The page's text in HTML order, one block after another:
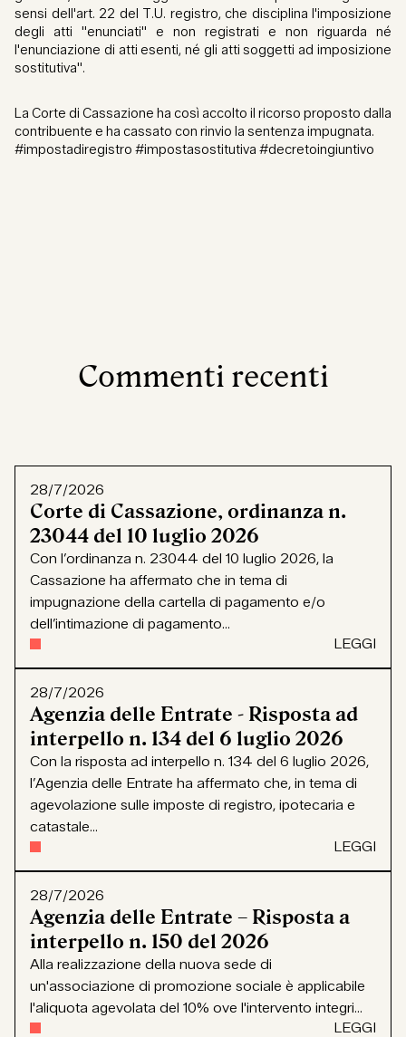
sensi dell'art. 22 del T.U. registro, che disciplina l'imposizione
degli atti "enunciati" e non registrati e non riguarda né
l'enunciazione di atti esenti, né gli atti soggetti ad imposizione
sostitutiva".
La Corte di Cassazione ha così accolto il ricorso proposto dalla
contribuente e ha cassato con rinvio la sentenza impugnata.
#impostadiregistro #impostasostitutiva #decretoingiuntivo
Commenti recenti
28/7/2026
Corte di Cassazione, ordinanza n.
23044 del 10 luglio 2026
Con l’ordinanza n. 23044 del 10 luglio 2026, la
Cassazione ha affermato che in tema di
impugnazione della cartella di pagamento e/o
dell’intimazione di pagamento...
LEGGI
28/7/2026
Agenzia delle Entrate - Risposta ad
interpello n. 134 del 6 luglio 2026
Con la risposta ad interpello n. 134 del 6 luglio 2026,
l’Agenzia delle Entrate ha affermato che, in tema di
agevolazione sulle imposte di registro, ipotecaria e
catastale...
LEGGI
28/7/2026
Agenzia delle Entrate – Risposta a
interpello n. 150 del 2026
Alla realizzazione della nuova sede di
un'associazione di promozione sociale è applicabile
l'aliquota agevolata del 10% ove l'intervento integri...
LEGGI